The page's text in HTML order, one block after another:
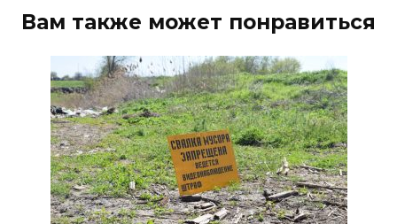
В некоторых районах Ростова
концентрация
формальдегида в воздухе
превысила норму в 12 раз
07 августа 2026 11:56
Вам также может понравиться